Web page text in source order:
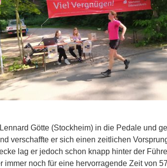
Götte (Stockheim) in die Pedale und
verschaffte er sich einen zeitlichen
lag er jedoch schon knapp hinter der
noch für eine hervorragende Zeit von